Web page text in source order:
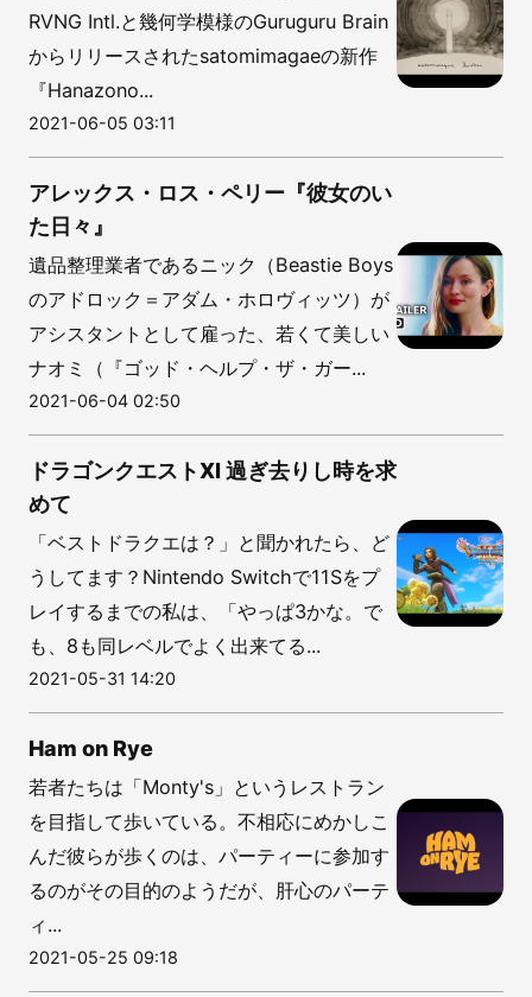
RVNG Intl.と幾何学模様のGuruguru Brain
からリリースされたsatomimagaeの新作
『Hanazono...
2021-06-05 03:11
アレックス・ロス・ペリー『彼女のい
た日々』
遺品整理業者であるニック（Beastie Boys
のアドロック＝アダム・ホロヴィッツ）が
アシスタントとして雇った、若くて美しい
ナオミ（『ゴッド・ヘルプ・ザ・ガー...
2021-06-04 02:50
ドラゴンクエストXI 過ぎ去りし時を求
めて
「ベストドラクエは？」と聞かれたら、ど
うしてます？Nintendo Switchで11Sをプ
レイするまでの私は、「やっぱ3かな。で
も、8も同レベルでよく出来てる...
2021-05-31 14:20
Ham on Rye
若者たちは「Monty's」というレストラン
を目指して歩いている。不相応にめかしこ
んだ彼らが歩くのは、パーティーに参加す
るのがその目的のようだが、肝心のパーテ
ィ...
2021-05-25 09:18